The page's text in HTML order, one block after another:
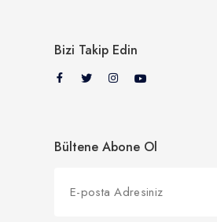
Bizi Takip Edin
Bültene Abone Ol